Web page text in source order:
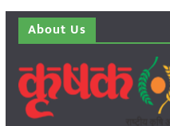
About Us